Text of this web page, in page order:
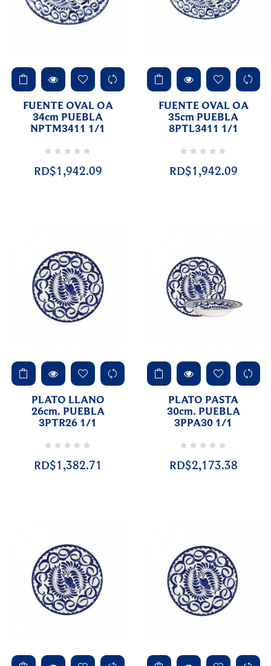
FUENTE OVAL OA
34cm PUEBLA
NPTM3411 1/1
RD$1,942.09
FUENTE OVAL OA
35cm PUEBLA
8PTL3411 1/1
RD$1,942.09
PLATO LLANO
26cm. PUEBLA
3PTR26 1/1
RD$1,382.71
PLATO PASTA
30cm. PUEBLA
3PPA30 1/1
RD$2,173.38